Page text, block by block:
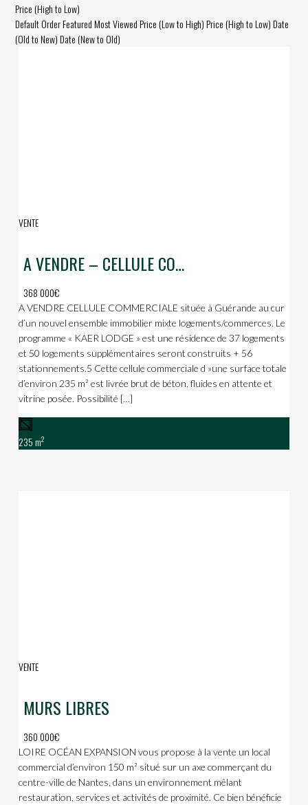
Price (High to Low)
Default OrderFeatured Most Viewed Price (Low to High) Price (High to Low) Date
(Old to New) Date (New to Old)
VENTE
A VENDRE – CELLULE COMMERCIALE NEUVE- GUERANDE
368 000€
A VENDRE CELLULE COMMERCIALE située à Guérande au cur
d’un nouvel ensemble immobilier mixte logements/commerces. Le
programme « KAER LODGE » est une résidence de 37 logements
et 50 logements supplémentaires seront construits + 56
stationnements.5 Cette cellule commerciale d »une surface totale
d’environ 235 m² est livrée brut de béton, fluides en attente et
vitrine posée. Possibilité […]
235 m2
VENTE
MURS LIBRES
360 000€
LOIRE OCÉAN EXPANSION vous propose à la vente un local
commercial d’environ 150 m² situé sur un axe commerçant du
centre-ville de Nantes, dans un environnement mêlant
restauration, services et activités de proximité. Ce bien bénéficie